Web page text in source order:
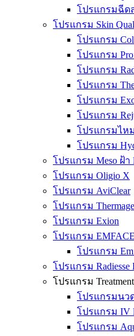
โปรแกรมฉีด
โปรแกรม Skin
โปรแกรม
โปรแกรม
โปรแกรม
โปรแกรม
โปรแกรม
โปรแกรม
โปรแกรมไห
โปรแกรม
โปรแกรม Meso ฝ้า
โปรแกรม Oligio X
โปรแกรม AviClear
โปรแกรม
โปรแกรม Exion
โปรแกรม EMFACE
โปรแกรม
โปรแกรม Radiesse
โปรแกรม Treatment
โปรแกรมนวด
โปรแกรม IV
โปรแกรม